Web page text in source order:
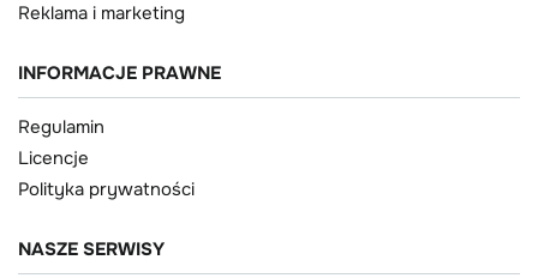
Reklama i marketing
INFORMACJE PRAWNE
Regulamin
Licencje
Polityka prywatności
NASZE SERWISY